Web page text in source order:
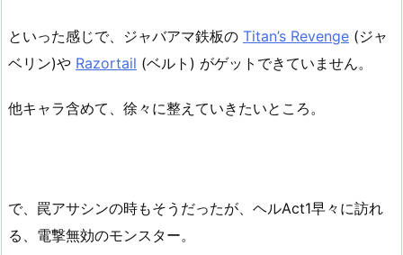
といった感じで、ジャバアマ鉄板の Titan’s Revenge (ジャ
ベリン)や Razortail (ベルト) がゲットできていません。
他キャラ含めて、徐々に整えていきたいところ。
で、罠アサシンの時もそうだったが、ヘルAct1早々に訪れ
る、電撃無効のモンスター。